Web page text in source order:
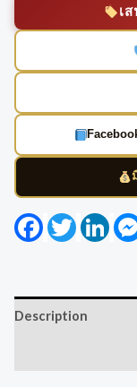
เ
FacebookTwitter
Description